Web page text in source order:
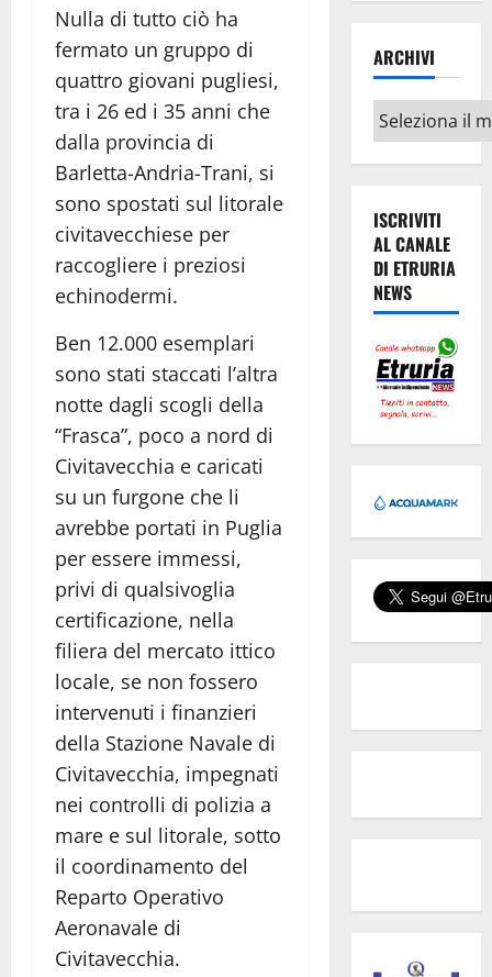
Nulla di tutto ciò ha
fermato un gruppo di
quattro giovani pugliesi,
tra i 26 ed i 35 anni che
dalla provincia di
Barletta-Andria-Trani, si
sono spostati sul litorale
civitavecchiese per
raccogliere i preziosi
echinodermi.
Ben 12.000 esemplari
sono stati staccati l’altra
notte dagli scogli della
“Frasca”, poco a nord di
Civitavecchia e caricati
su un furgone che li
avrebbe portati in Puglia
per essere immessi,
privi di qualsivoglia
certificazione, nella
filiera del mercato ittico
locale, se non fossero
intervenuti i finanzieri
della Stazione Navale di
Civitavecchia, impegnati
nei controlli di polizia a
mare e sul litorale, sotto
il coordinamento del
Reparto Operativo
Aeronavale di
Civitavecchia.
ARCHIVI
Archivi
ISCRIVITI
AL CANALE
DI ETRURIA
NEWS